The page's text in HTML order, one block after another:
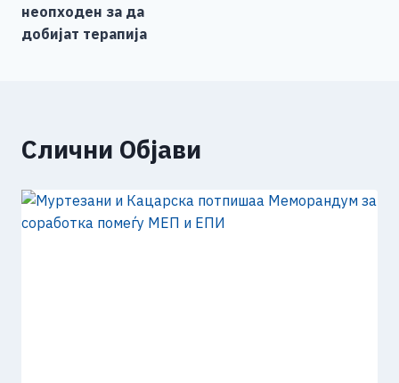
неопходен за да
добијат терапија
Слични Објави